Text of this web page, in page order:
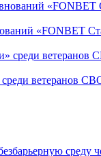
«FONBET
ветеранов